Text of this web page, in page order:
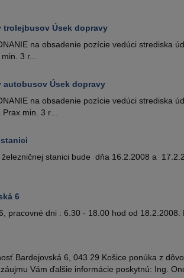
trolejbusov Úsek dopravy
na obsadenie pozície vedúci strediska
3 r...
autobusov Úsek dopravy
na obsadenie pozície vedúci strediska
min. 3 r...
stanici bude dňa 16.2.2008 a
6
pracovné dni : 6.30 - 18.00 hod od 18.2.2008.
Bardejovská 6, 043 29 Košice ponúka z
Vám ďalšie informácie poskytnú: Ing.